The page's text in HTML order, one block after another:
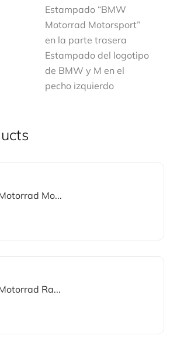
Estampado “BMW
Motorrad Motorsport”
en la parte trasera
Estampado del logotipo
de BMW y M en el
pecho izquierdo
Mo...
Ra...